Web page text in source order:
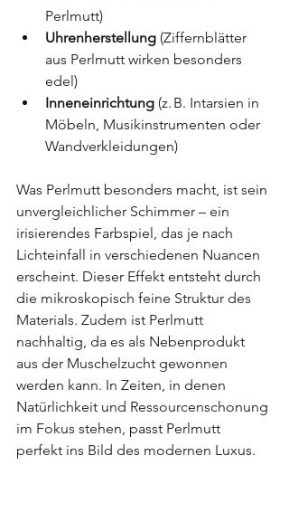
Perlmutt)
Uhrenherstellung (Ziffernblätter
aus Perlmutt wirken besonders
edel)
Inneneinrichtung (z. B. Intarsien in
Möbeln, Musikinstrumenten oder
Wandverkleidungen)
Was Perlmutt besonders macht, ist sein
unvergleichlicher Schimmer – ein
irisierendes Farbspiel, das je nach
Lichteinfall in verschiedenen Nuancen
erscheint. Dieser Effekt entsteht durch
die mikroskopisch feine Struktur des
Materials. Zudem ist Perlmutt
nachhaltig, da es als Nebenprodukt
aus der Muschelzucht gewonnen
werden kann. In Zeiten, in denen
Natürlichkeit und Ressourcenschonung
im Fokus stehen, passt Perlmutt
perfekt ins Bild des modernen Luxus.